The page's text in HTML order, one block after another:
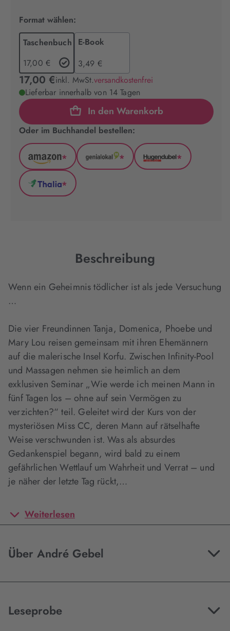
Format wählen:
Taschenbuch
17,00 €
E-Book
3,49 €
17,00 €inkl. MwSt.versandkostenfrei
Lieferbar innerhalb von 14 Tagen
In den Warenkorb
Oder im Buchhandel bestellen:
Amazon
(wird
in
neuem
*
GenialLokal
*
Hugendubel
*
Thalia
*
Beschreibung
Wenn ein Geheimnis tödlicher ist als jede Versuchung
…
Die vier Freundinnen Tanja, Domenica, Phoebe und
Mary Lou reisen gemeinsam mit ihren Ehemännern
auf die malerische Insel Korfu. Zwischen Infinity-Pool
und Massagen nehmen sie heimlich an dem
exklusiven Seminar „Wie werde ich meinen Mann in
fünf Tagen los – ohne auf sein Vermögen zu
verzichten?“ teil. Geleitet wird der Kurs von der
mysteriösen Miss CC, deren Mann auf rätselhafte
Weise verschwunden ist. Was als absurdes
Gedankenspiel begann, wird bald zu einem
gefährlichen Wettlauf um Wahrheit und Verrat – und
je näher der letzte Tag rückt,…
Weiterlesen
Über André Gebel
Leseprobe